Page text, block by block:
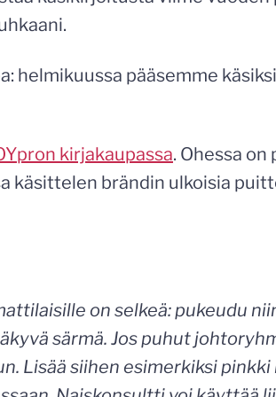
helmikuussa pääsemme
kirjakaupassa. Ohessa on
käsittelen brändin ulkoisia
on selkeä: pukeudu
särmä. Jos puhut
Lisää siihen esimerkiksi